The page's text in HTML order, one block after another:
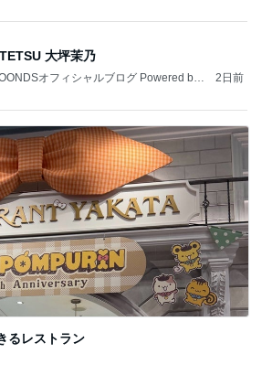
CHICA#TETSU 大坪茉乃
オフィシャルブログ Powered by
2日前
るレストラン